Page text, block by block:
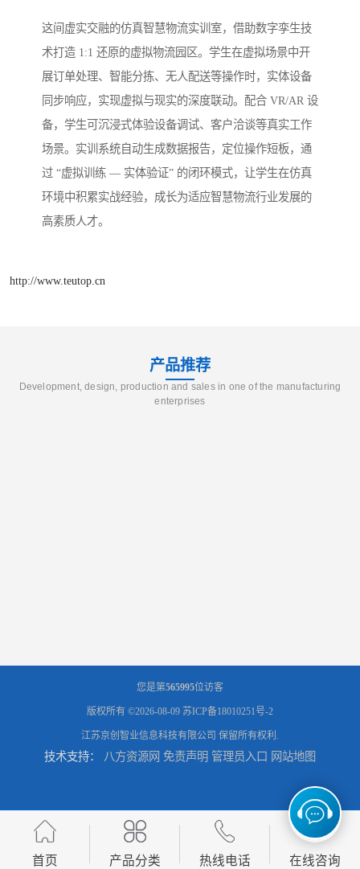
这间虚实交融的仿真智慧物流实训室，借助数字孪生技
术打造 1:1 还原的虚拟物流园区。学生在虚拟场景中开
展订单处理、智能分拣、无人配送等操作时，实体设备
同步响应，实现虚拟与现实的深度联动。配合 VR/AR 设
备，学生可沉浸式体验设备调试、客户洽谈等真实工作
场景。实训系统自动生成数据报告，定位操作短板，通
过 “虚拟训练 — 实体验证” 的闭环模式，让学生在仿真
环境中积累实战经验，成长为适应智慧物流行业发展的
高素质人才。​
http://www.teutop.cn
产品推荐
Development, design, production and sales in one of the manufacturing
enterprises
您是第565995位访客
版权所有 ©2026-08-09 苏ICP备18010251号-2
江苏京创智业信息科技有限公司 保留所有权利.
技术支持： 八方资源网 免责声明 管理员入口 网站地图
首页 产品分类 热线电话 在线咨询